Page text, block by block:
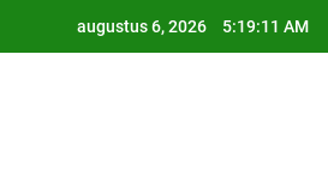
augustus 6, 2026 5:19:12 AM